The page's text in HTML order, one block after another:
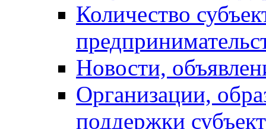
Количество
Новости,
Организации,
поддержки